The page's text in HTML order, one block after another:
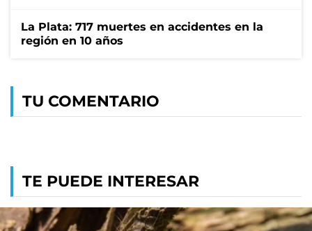
La Plata: 717 muertes en accidentes en la
región en 10 años
TU COMENTARIO
TE PUEDE INTERESAR